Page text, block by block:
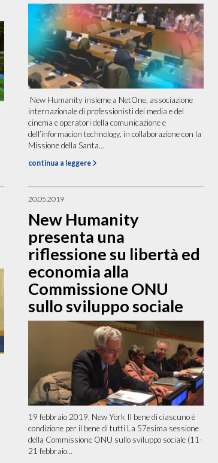
New Humanity insieme a NetOne, associazione
internazionale di professionisti dei media e del
cinema e operatori della comunicazione e
dell’informacion technology, in collaborazione con la
Missione della Santa...
continua a leggere
20.05.2019
New Humanity
presenta una
riflessione su libertà ed
economia alla
Commissione ONU
sullo sviluppo sociale
19 febbraio 2019, New York Il bene di ciascuno è
condizione per il bene di tutti La 57esima sessione
della Commissione ONU sullo sviluppo sociale (11-
21 febbraio...